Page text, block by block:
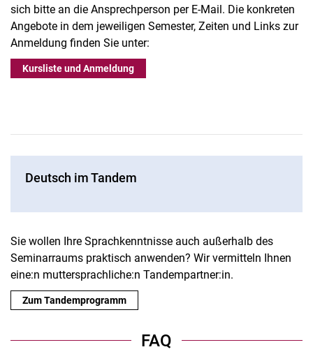
sich bitte an die Ansprechperson per E-Mail. Die konkreten
Angebote in dem jeweiligen Semester, Zeiten und Links zur
Anmeldung finden Sie unter:
Kursliste und Anmeldung
Deutsch im Tandem
Sie wollen Ihre Sprachkenntnisse auch außerhalb des
Seminarraums praktisch anwenden? Wir vermitteln Ihnen
eine:n muttersprachliche:n Tandempartner:in.
Zum Tandemprogramm
FAQ